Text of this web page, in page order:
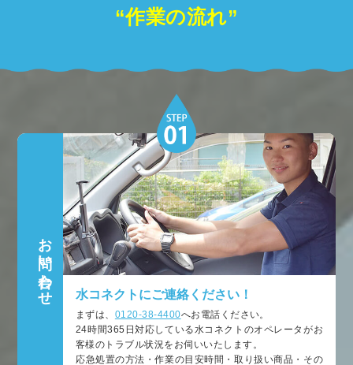
“作業の流れ”
お問い合わせ 水コネクトにご連絡ください！
まずは、 0120-38-4400へお電話ください。
24時間365日対応している水コネクトのオペレータがお
客様のトラブル状況をお伺いいたします。
応急処置の方法・作業の目安時間・取り扱い商品・その